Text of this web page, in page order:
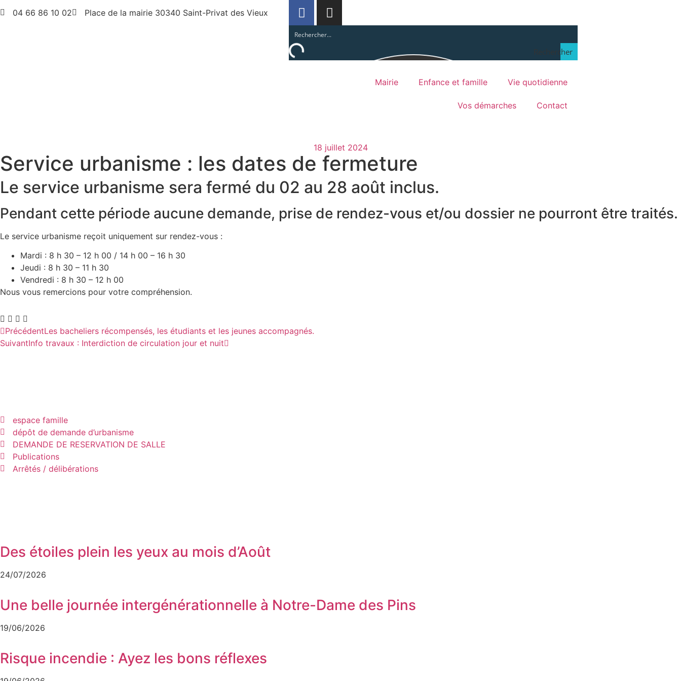
04 66 86 10 02 Place de la mairie 30340 Saint-Privat des Vieux
Rechercher
Mairie Enfance et famille Vie quotidienne
Vos démarches Contact
18 juillet 2024
Service urbanisme : les dates de fermeture
Le service urbanisme sera fermé du 02 au 28 août inclus.
Pendant cette période aucune demande, prise de rendez-vous et/ou dossier ne pourront être traités.
Le service urbanisme reçoit uniquement sur rendez-vous :
Mardi : 8 h 30 – 12 h 00 / 14 h 00 – 16 h 30
Jeudi : 8 h 30 – 11 h 30
Vendredi : 8 h 30 – 12 h 00
Nous vous remercions pour votre compréhension.
PrécédentLes bacheliers récompensés, les étudiants et les jeunes accompagnés.
SuivantInfo travaux : Interdiction de circulation jour et nuit
espace famille
dépôt de demande d’urbanisme
DEMANDE DE RESERVATION DE SALLE
Publications
Arrêtés / délibérations
Des étoiles plein les yeux au mois d’Août
24/07/2026
Une belle journée intergénérationnelle à Notre-Dame des Pins
19/06/2026
Risque incendie : Ayez les bons réflexes